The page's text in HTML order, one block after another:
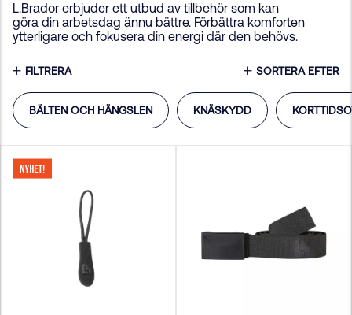
L.Brador erbjuder ett utbud av tillbehör som kan
göra din arbetsdag ännu bättre. Förbättra komforten
ytterligare och fokusera din energi där den behövs.
FILTRERA SORTERA EFTER
BÄLTEN OCH HÄNGSLEN KNÄSKYDD